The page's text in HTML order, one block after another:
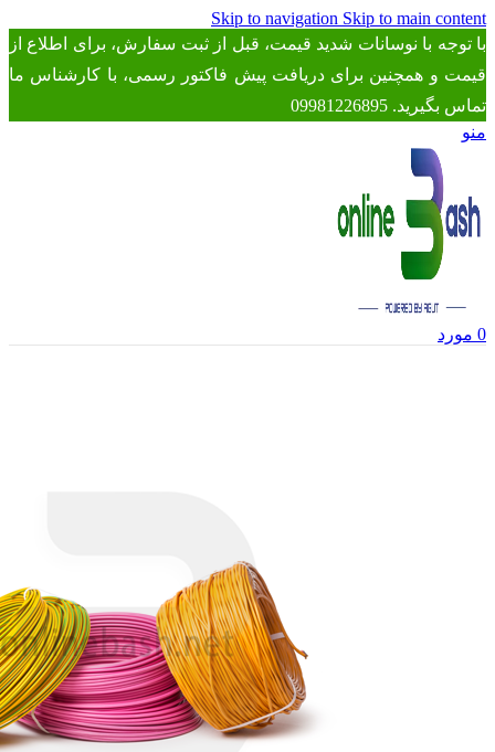
Skip to navigation Skip to main content
با توجه با نوسانات شدید قیمت، قبل از ثبت سفارش، برای اطلاع از
قیمت و همچنین برای دریافت پیش فاکتور رسمی، با کارشناس ما
تماس بگیرید. 09981226895
منو
0 مورد